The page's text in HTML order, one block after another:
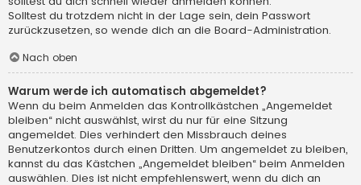
Solltest du trotzdem nicht in der Lage sein, dein Passwort
zurückzusetzen, so wende dich an die Board-Administration.
Nach oben
Warum werde ich automatisch abgemeldet?
Wenn du beim Anmelden das Kontrollkästchen „Angemeldet
bleiben“ nicht auswählst, wirst du nur für eine Sitzung
angemeldet. Dies verhindert den Missbrauch deines
Benutzerkontos durch einen Dritten. Um angemeldet zu bleiben,
kannst du das Kästchen „Angemeldet bleiben“ beim Anmelden
auswählen. Dies ist nicht empfehlenswert, wenn du dich an